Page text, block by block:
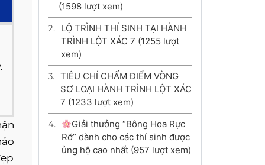
(1598 lượt xem)
2.
LỘ TRÌNH THÍ SINH TẠI HÀNH
TRÌNH LỘT XÁC 7 (1255 lượt
xem)
3. TIÊU CHÍ CHẤM ĐIỂM VÒNG
SƠ LOẠI HÀNH TRÌNH LỘT XÁC
7 (1233 lượt xem)
4.
Giải thưởng “Bông Hoa Rực
Rỡ” dành cho các thí sinh được
ủng hộ cao nhất (957 lượt xem)